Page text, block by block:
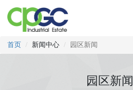
首页 新闻中心 园区新闻
园区新闻